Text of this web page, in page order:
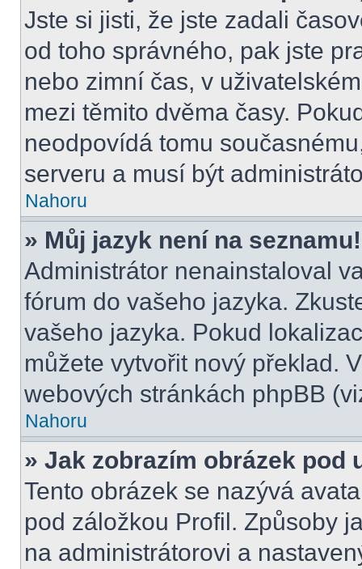
Jste si jisti, že jste zadali
od toho správného, pak jste
nebo zimní čas, v
mezi těmito dvěma časy.
neodpovídá tomu
serveru a musí být
Nahoru
» Můj jazyk není na seznamu!
Administrátor nenainstaloval
fórum do vašeho jazyka.
vašeho jazyka. Pokud
můžete vytvořit nový překlad.
webových stránkách phpBB
Nahoru
» Jak zobrazím obrázek pod
Tento obrázek se nazývá
pod záložkou Profil. Způsoby
na administrátorovi a